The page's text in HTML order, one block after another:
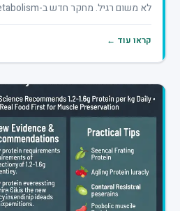
לא משום רגיל. מחקר חדש ב-Cell Metabolism מצא...
קראו עוד ←